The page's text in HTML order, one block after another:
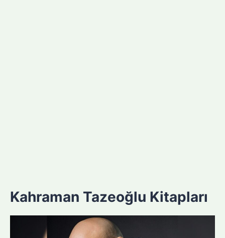
Kahraman Tazeoğlu Kitapları